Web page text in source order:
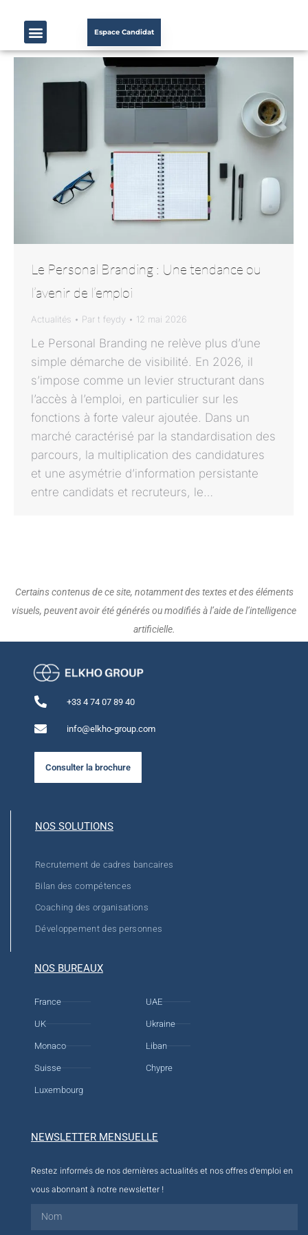
Espace Candidat
Le Personal Branding : Une tendance ou
l’avenir de l’emploi
Actualités Par t feydy 12 mai 2026
Le Personal Branding ne relève plus d’une
simple démarche de visibilité. En 2026, il
s’impose comme un levier structurant dans
l’accès à l’emploi, en particulier sur les
fonctions à forte valeur ajoutée. Dans un
marché caractérisé par la standardisation des
parcours, la multiplication des candidatures
et une asymétrie d’information persistante
entre candidats et recruteurs, le…
Certains contenus de ce site, notamment des textes et des éléments
visuels, peuvent avoir été générés ou modifiés à l’aide de l’intelligence
artificielle.
+33 4 74 07 89 40
info@elkho-group.com
Consulter la brochure
NOS SOLUTIONS
Recrutement de cadres bancaires
Bilan des compétences
Coaching des organisations
Développement des personnes
NOS BUREAUX
France
UK
Monaco
Suisse
Luxembourg
UAE
Ukraine
Liban
Chypre
NEWSLETTER MENSUELLE
Restez informés de nos dernières actualités et nos offres d’emploi en
vous abonnant à notre newsletter !